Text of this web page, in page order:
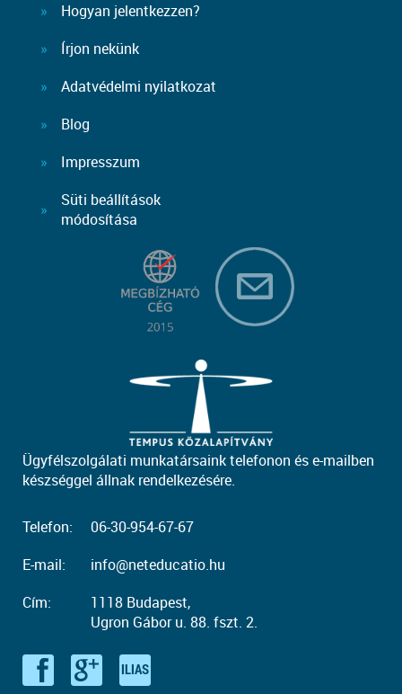
Hogyan jelentkezzen?
Írjon nekünk
Adatvédelmi nyilatkozat
Blog
Impresszum
Süti beállítások
módosítása
Ügyfélszolgálati munkatársaink telefonon és e-mailben
készséggel állnak rendelkezésére.
Telefon:
06-30-954-67-67
E-mail:
info@neteducatio.hu
Cím:
1118 Budapest,
Ugron Gábor u. 88. fszt. 2.